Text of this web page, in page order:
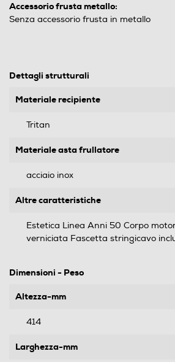
Accessorio frusta metallo:
Senza accessorio frusta in metallo
Dettagli strutturali
Materiale recipiente
Tritan
Materiale asta frullatore
acciaio inox
Altre caratteristiche
Estetica Linea Anni 50 Corpo
verniciata Fascetta stringicavo
Dimensioni - Peso
Altezza-mm
414
Larghezza-mm